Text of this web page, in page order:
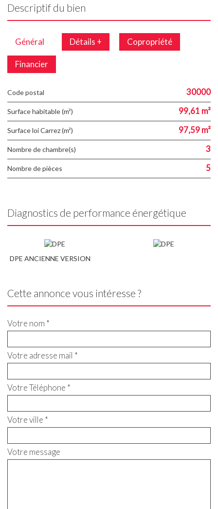
Descriptif du bien
Général Détails + Copropriété
Financier
Code postal 30000
Surface habitable (m²) 99,61 m²
Surface loi Carrez (m²) 97,59 m²
Nombre de chambre(s) 3
Nombre de pièces 5
Diagnostics de performance énergétique
DPE ANCIENNE VERSION
Cette annonce vous intéresse ?
Votre nom *
Votre adresse mail *
Votre Téléphone *
Votre ville *
Votre message